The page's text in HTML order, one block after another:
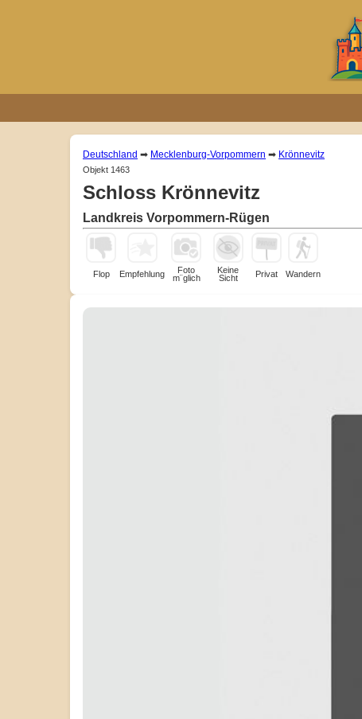
Deutschland ➡ Mecklenburg-Vorpommern ➡ Krönnevitz
Objekt 1463
Schloss Krönnevitz
Landkreis Vorpommern-Rügen
Flop Empfehlung
Foto
m¨glich
Keine
Sicht
Privat Wandern